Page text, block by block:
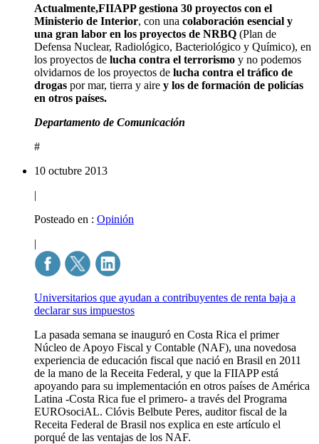
Actualmente,FIIAPP gestiona 30 proyectos con el
Ministerio de Interior, con una colaboración esencial y
una gran labor en los proyectos de NRBQ (Plan de
Defensa Nuclear, Radiológico, Bacteriológico y Químico), en
los proyectos de lucha contra el terrorismo y no podemos
olvidarnos de los proyectos de lucha contra el tráfico de
drogas por mar, tierra y aire y los de formación de policías
en otros países.
Departamento de Comunicación
#
10 octubre 2013
|
Posteado en : Opinión
|
Universitarios que ayudan a contribuyentes de renta baja a
declarar sus impuestos
La pasada semana se inauguró en Costa Rica el primer
Núcleo de Apoyo Fiscal y Contable (NAF), una novedosa
experiencia de educación fiscal que nació en Brasil en 2011
de la mano de la Receita Federal, y que la FIIAPP está
apoyando para su implementación en otros países de América
Latina -Costa Rica fue el primero- a través del Programa
EUROsociAL. Clóvis Belbute Peres, auditor fiscal de la
Receita Federal de Brasil nos explica en este artículo el
porqué de las ventajas de los NAF.